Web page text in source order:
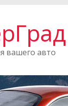
вашего авто